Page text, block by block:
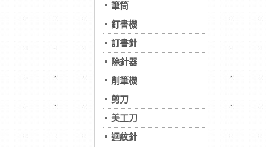
筆筒
釘書機
訂書針
除針器
削筆機
剪刀
美工刀
迴紋針